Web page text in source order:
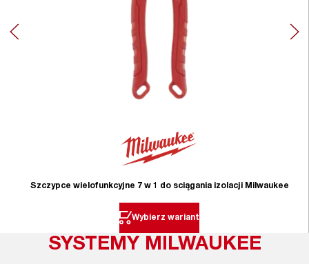
Szczypce wielofunkcyjne 7 w 1 do sciągania izolacji Milwaukee
Wybierz wariant
SYSTEMY MILWAUKEE